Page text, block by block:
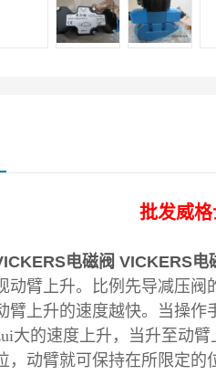
批发威格
电磁阀 VICKERS电
动臂上升。比例先导减压
臂上升的速度越快。当操
大的速度上升，当升至动
，动臂就可保持在所限定